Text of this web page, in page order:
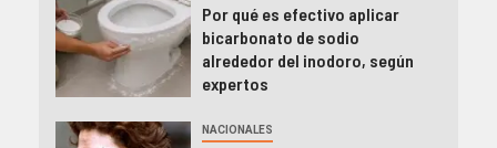
Por qué es efectivo aplicar
bicarbonato de sodio
alrededor del inodoro, según
expertos
NACIONALES